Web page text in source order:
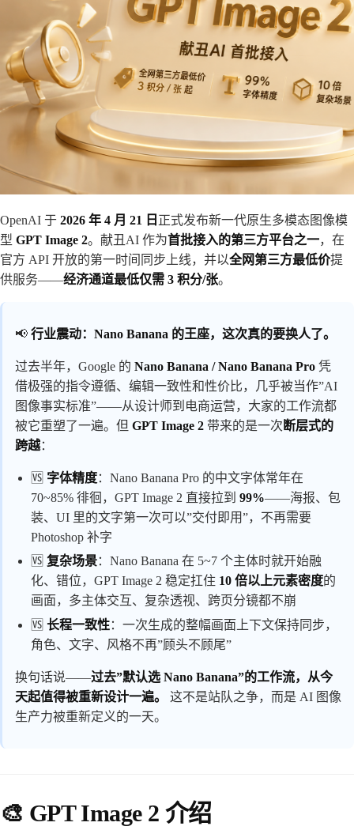
OpenAI 于 2026 年 4 月 21 日 正式发布新一代原生多模态图像模
型 GPT Image 2。献丑AI 作为首批接入的第三方平台之一，在
官方 API 开放的第一时间同步上线，并以全网第三方最低价提
供服务——经济通道最低仅需 3 积分/张。
📢 行业震动：Nano Banana 的王座，这次真的要换人了。
过去半年，Google 的 Nano Banana / Nano Banana Pro 凭
借极强的指令遵循、编辑一致性和性价比，几乎被当作”AI
图像事实标准”——从设计师到电商运营，大家的工作流都
被它重塑了一遍。但 GPT Image 2 带来的是一次 断层式的
跨越：
🆚 字体精度：Nano Banana Pro 的中文字体常年在
70~85% 徘徊，GPT Image 2 直接拉到 99%——海报、包
装、UI 里的文字第一次可以”交付即用”，不再需要
Photoshop 补字
🆚 复杂场景：Nano Banana 在 5~7 个主体时就开始融
化、错位，GPT Image 2 稳定扛住 10 倍以上元素密度的
画面，多主体交互、复杂透视、跨页分镜都不崩
🆚 长程一致性：一次生成的整幅画面上下文保持同步，
角色、文字、风格不再”顾头不顾尾”
换句话说——过去”默认选 Nano Banana”的工作流，从今
天起值得被重新设计一遍。
这不是站队之争，而是 AI 图像
生产力被重新定义的一天。
🎨 GPT Image 2 介绍